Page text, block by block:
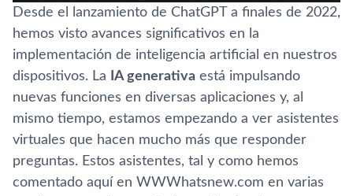
Desde el lanzamiento de ChatGPT a finales de 2022,
hemos visto avances significativos en la
implementación de inteligencia artificial en nuestros
dispositivos. La
IA generativa está impulsando
nuevas funciones en diversas aplicaciones y, al
mismo tiempo, estamos empezando a ver asistentes
virtuales que hacen mucho más que responder
preguntas. Estos asistentes, tal y como hemos
comentado aquí en WWWhatsnew.com en varias